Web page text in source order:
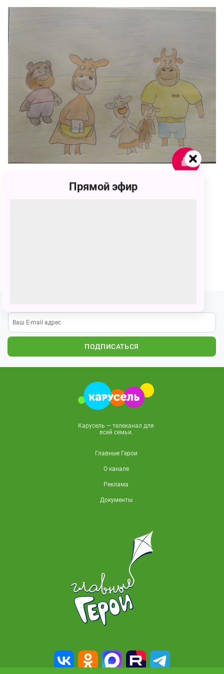
ПОДПИСАТЬСЯ
Карусель — телеканал для
всей семьи.
Главные Герои
О канале
Реклама
Документы
Прямой эфир